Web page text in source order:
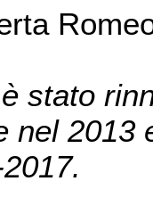
stato
nel 2013